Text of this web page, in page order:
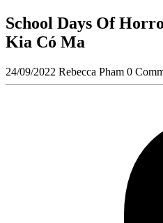
Close
Button
School Days Of
Kia Có Ma
24/09/2022 Rebecca Pham 0